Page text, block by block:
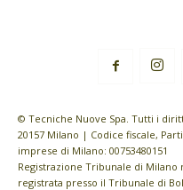
© Tecniche Nuove Spa. Tutti i
20157 Milano | Codice fiscale,
imprese di Milano: 00753480151
Registrazione Tribunale di Milano
registrata presso il Tribunale di